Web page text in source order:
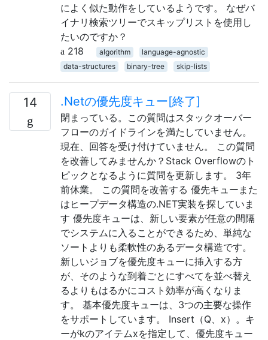
によく似た動作をしているようです。 なぜバ
イナリ検索ツリーでスキップリストを使用し
たいのですか？
218
algorithm
language-agnostic
data-structures
binary-tree skip-lists
14 .Netの優先度キュー[終了]
閉まっている。この質問はスタックオーバー
フローのガイドラインを満たしていません。
現在、回答を受け付けていません。 この質問
を改善してみませんか？Stack Overflowのト
ピックとなるように質問を更新します。 3年
前休業。 この質問を改善する 優先キューまた
はヒープデータ構造の.NET実装を探していま
す 優先度キューは、新しい要素が任意の間隔
でシステムに入ることができるため、単純な
ソートよりも柔軟性のあるデータ構造です。
新しいジョブを優先度キューに挿入する方
が、そのような到着ごとにすべてを並べ替え
るよりもはるかにコスト効率が高くなりま
す。 基本優先度キューは、3つの主要な操作
をサポートしています。 Insert（Q、x）。キ
ーがkのアイテムxを指定して、優先度キュー